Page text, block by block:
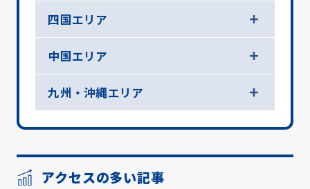
四国エリア
中国エリア
九州・沖縄エリア
アクセスの多い記事